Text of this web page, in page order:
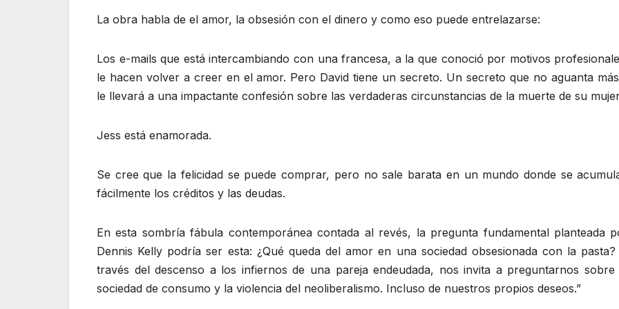
La obra habla de el amor, la obsesión con el dinero y como eso puede entrelazarse:
Los e-mails que está intercambiando con una francesa, a la que conoció por motivos
le hacen volver a creer en el amor. Pero David tiene un secreto. Un secreto que no aguanta
le llevará a una impactante confesión sobre las verdaderas circunstancias de la muerte de su
Jess está enamorada.
Se cree que la felicidad se puede comprar, pero no sale barata en un mundo donde se
fácilmente los créditos y las deudas.
En esta sombría fábula contemporánea contada al revés, la pregunta fundamental planteada
Dennis Kelly podría ser esta: ¿Qué queda del amor en una sociedad obsesionada con la
través del descenso a los infiernos de una pareja endeudada, nos invita a preguntarnos sobre
sociedad de consumo y la violencia del neoliberalismo. Incluso de nuestros propios deseos.”